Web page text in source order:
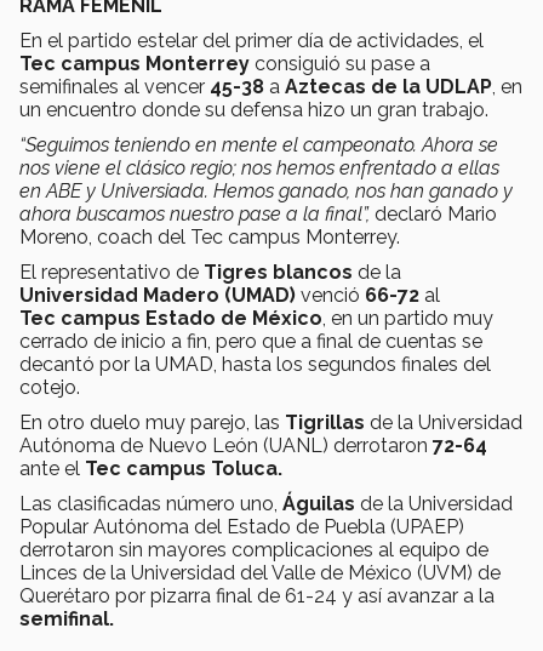
RAMA FEMENIL
En el partido estelar del primer día de actividades, el
Tec campus Monterrey consiguió su pase a
semifinales al vencer 45-38 a Aztecas de la UDLAP, en
un encuentro donde su defensa hizo un gran trabajo.
“Seguimos teniendo en mente el campeonato. Ahora se
nos viene el clásico regio; nos hemos enfrentado a ellas
en ABE y Universiada. Hemos ganado, nos han ganado y
ahora buscamos nuestro pase a la final”, declaró Mario
Moreno, coach del Tec campus Monterrey.
El representativo de Tigres blancos de la
Universidad Madero (UMAD) venció 66-72 al
Tec campus Estado de México, en un partido muy
cerrado de inicio a fin, pero que a final de cuentas se
decantó por la UMAD, hasta los segundos finales del
cotejo.
En otro duelo muy parejo, las Tigrillas de la Universidad
Autónoma de Nuevo León (UANL) derrotaron 72-64
ante el Tec campus Toluca.
Las clasificadas número uno, Águilas de la Universidad
Popular Autónoma del Estado de Puebla (UPAEP)
derrotaron sin mayores complicaciones al equipo de
Linces de la Universidad del Valle de México (UVM) de
Querétaro por pizarra final de 61-24 y así avanzar a la
semifinal.